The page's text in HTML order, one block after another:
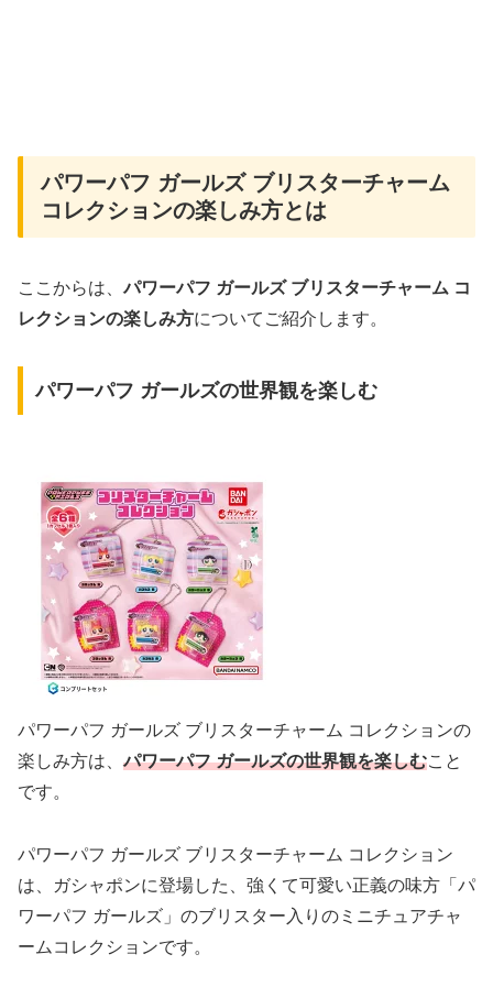
パワーパフ ガールズ ブリスターチャーム
コレクションの楽しみ方とは
ここからは、パワーパフ ガールズ ブリスターチャーム コ
レクションの楽しみ方についてご紹介します。
パワーパフ ガールズの世界観を楽しむ
パワーパフ ガールズ ブリスターチャーム コレクションの
楽しみ方は、パワーパフ ガールズの世界観を楽しむこと
です。
パワーパフ ガールズ ブリスターチャーム コレクション
は、ガシャポンに登場した、強くて可愛い正義の味方「パ
ワーパフ ガールズ」のブリスター入りのミニチュアチャ
ームコレクションです。